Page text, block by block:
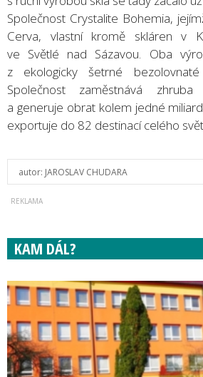
Společnost Crystalite Bohemia,
Cerva, vlastní kromě skláren v
ve Světlé nad Sázavou. Oba
z ekologicky šetrné bezolovnaté
Společnost zaměstnává
a generuje obrat kolem jedné
exportuje do 82 destinací celého
autor: JAROSLAV CHUDARA
KAM DÁL?